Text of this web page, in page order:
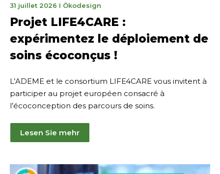
31 juillet 2026 31
2026
I Ökodesign
Projet LIFE4CARE :
expérimentez le déploiement de
soins écoconçus !
L’ADEME et le consortium LIFE4CARE vous invitent à
participer au projet européen consacré à
l’écoconception des parcours de soins.
Lesen Sie mehr